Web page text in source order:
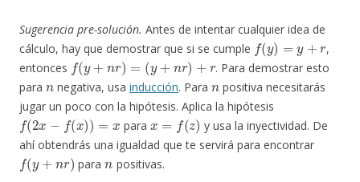
Sugerencia pre-solución. Antes de intentar cualquier idea de
cálculo, hay que demostrar que si se cumple
f(y)= y+r
,
entonces
f(y+n r)=(y+nr)+r
. Para demostrar esto
para
n
negativa, usainducción. Para
n
positiva necesitarás
jugar un poco con la hipótesis. Aplica la hipótesis
f(2x −f(x))=x
para
x=f(z)
y usa la inyectividad. De
ahí obtendrás una igualdad que te servirá para encontrar
f(y +nr)
para
n
positivas.